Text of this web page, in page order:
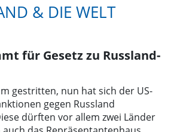
& DIE WELT
für Gesetz zu Russland-
gestritten, nun hat sich der US-
gegen Russland
dürften vor allem zwei Länder